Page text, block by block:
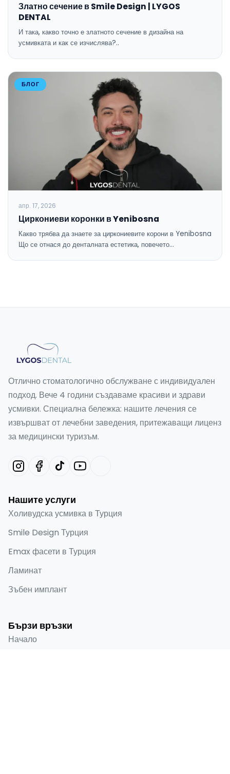
Златно сечение в Smile Design | LYGOS
DENTAL
И така, какво точно е златното сечение в дизайна на
усмивката и как се изчислява?..
БЛОГ
апр. 17, 2026
Циркониеви коронки в Yenibosna
Какво трябва да знаете за циркониевите корони в Yenibosna
Що се отнася до денталната естетика, повечето…
Отлично стоматологично обслужване с индивидуален
подход. Вече 4 години създаваме красиви и здрави
усмивки. Специална бележка: нашите лечения се
извършват от лечебни заведения, притежаващи лиценз
за медицински туризъм.
Нашите услуги
Холивудска усмивка в Турция
Smile Design Турция
Emax фасети в Турция
Ламинат
Зъбен имплант
Бързи връзки
Начало